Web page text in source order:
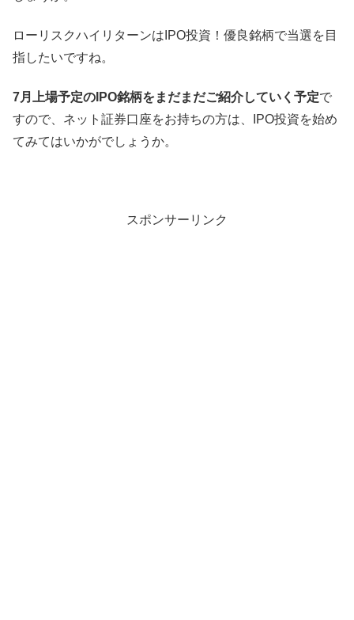
ローリスクハイリターンはIPO投資！優良銘柄で当選を目
指したいですね。
7月上場予定のIPO銘柄をまだまだご紹介していく予定で
すので、ネット証券口座をお持ちの方は、IPO投資を始め
てみてはいかがでしょうか。
スポンサーリンク